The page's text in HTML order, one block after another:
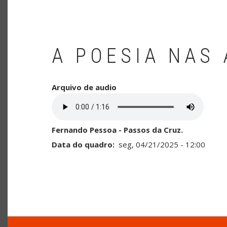
A POESIA NAS
Arquivo de audio
Fernando Pessoa - Passos da Cruz.
Data do quadro
seg, 04/21/2025 - 12:00